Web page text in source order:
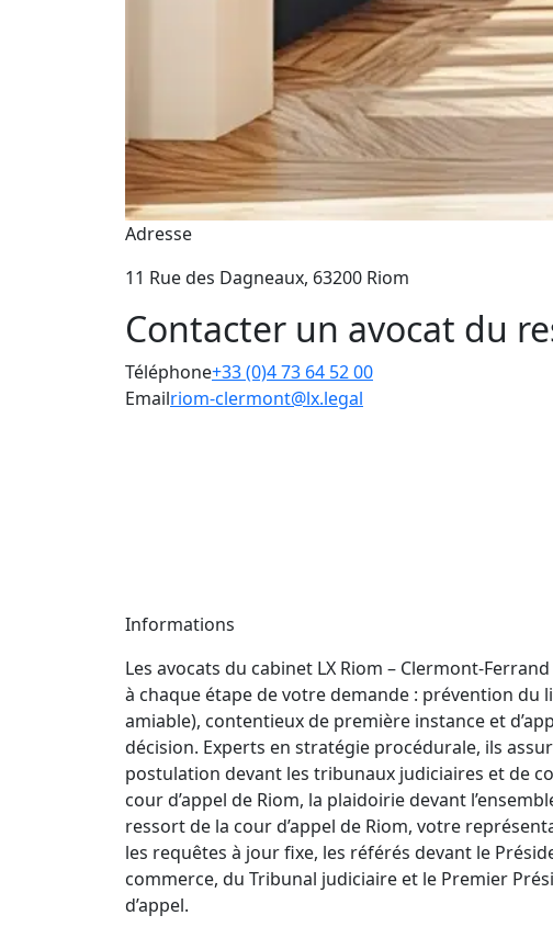
Adresse
11 Rue des Dagneaux, 63200 Riom
Contacter un avocat du
Téléphone+33 (0)4 73 64 52 00
Emailriom-clermont@lx.legal
Informations
Les avocats du cabinet LX Riom – Clermont-
à chaque étape de votre demande : prévention du
amiable), contentieux de première instance et
décision. Experts en stratégie procédurale, ils
postulation devant les tribunaux judiciaires et de
cour d’appel de Riom, la plaidoirie devant
ressort de la cour d’appel de Riom, votre
les requêtes à jour fixe, les référés devant le
commerce, du Tribunal judiciaire et le Premier
d’appel.